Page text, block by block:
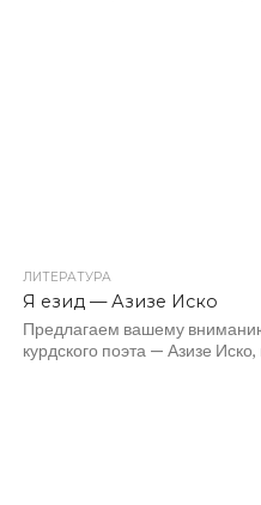
ЛИТЕРАТУРА
Я езид — Азизе Иско
Предлагаем вашему
курдского поэта — Азизе